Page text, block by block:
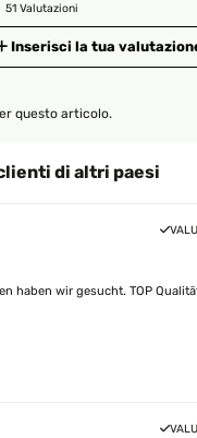
51 Valutazioni
Inserisci la tua
questo articolo.
di altri paesi
haben wir gesucht. TOP